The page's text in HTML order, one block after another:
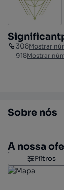
308Mostrar
918Mostrar
Sobre nós
A nossa
Filtros